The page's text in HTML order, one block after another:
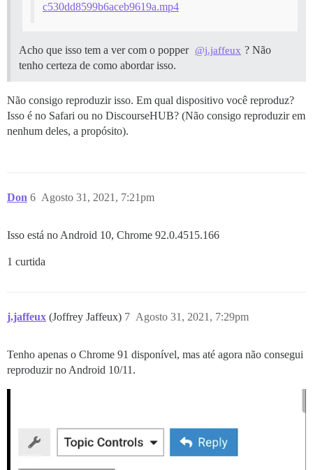
c530dd8599b6aceb9619a.mp4
Acho que isso tem a ver com o popper @j.jaffeux ? Não
tenho certeza de como abordar isso.
Não consigo reproduzir isso. Em qual dispositivo você reproduz?
Isso é no Safari ou no DiscourseHUB? (Não consigo reproduzir em
nenhum deles, a propósito).
Don Agosto 31, 2021, 7:21pm
6
Isso está no Android 10, Chrome 92.0.4515.166
1 curtida
j.jaffeux (Joffrey Jaffeux) Agosto 31, 2021, 7:29pm
7
Tenho apenas o Chrome 91 disponível, mas até agora não consegui
reproduzir no Android 10/11.